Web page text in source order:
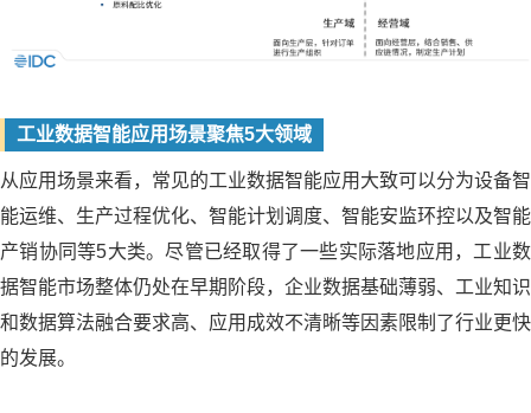
工业数据智能应用场景聚焦5大领域
从应用场景来看，常见的工业数据智能应用大致可以分为设备智
能运维、生产过程优化、智能计划调度、智能安监环控以及智能
产销协同等5大类。尽管已经取得了一些实际落地应用，工业数
据智能市场整体仍处在早期阶段，企业数据基础薄弱、工业知识
和数据算法融合要求高、应用成效不清晰等因素限制了行业更快
的发展。